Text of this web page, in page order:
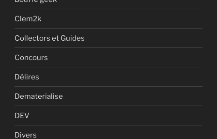
Clem2k
Collectors et Guides
Concours
Délires
Dematerialise
DEV
Divers